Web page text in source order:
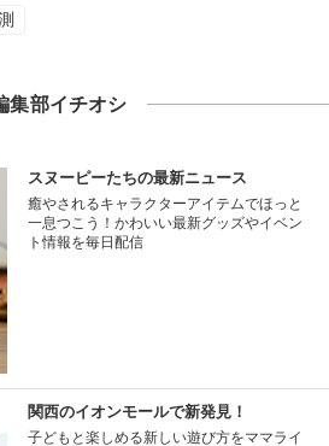
集部イチオシ
スヌーピーたちの最新ニュース
癒やされるキャラクターアイテムでほっと
一息つこう！かわいい最新グッズやイベン
ト情報を毎日配信
関西のイオンモールで新発見！
子どもと楽しめる新しい遊び方をママライ